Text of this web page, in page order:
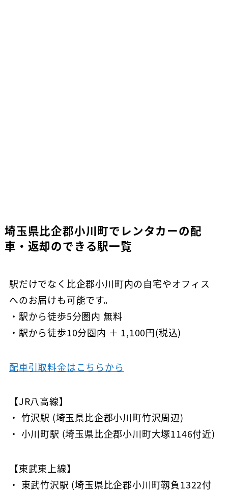
埼玉県比企郡小川町でレンタカーの配
車・返却のできる駅一覧
駅だけでなく比企郡小川町内の自宅やオフィス
へのお届けも可能です。
・駅から徒歩5分圏内 無料
・駅から徒歩10分圏内 ＋ 1,100円(税込)
配車引取料金はこちらから
【JR八高線】
・ 竹沢駅 (埼玉県比企郡小川町竹沢周辺)
・ 小川町駅 (埼玉県比企郡小川町大塚1146付近)
【東武東上線】
・ 東武竹沢駅 (埼玉県比企郡小川町靱負1322付